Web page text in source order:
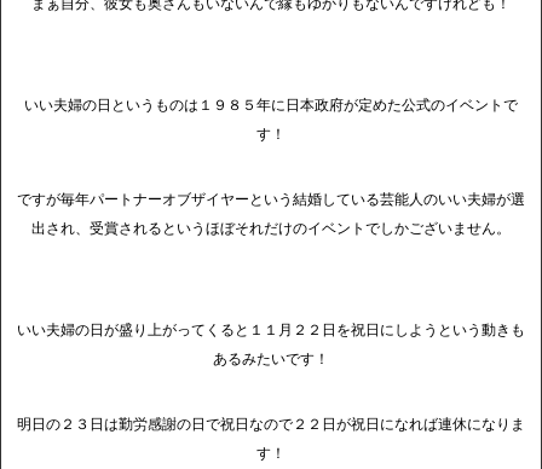
いい夫婦の日というものは１９８５年に日本政府が定めた公式のイベントで
す！
ですが毎年パートナーオブザイヤーという結婚している芸能人のいい夫婦が選
出され、受賞されるというほぼそれだけのイベントでしかございません。
いい夫婦の日が盛り上がってくると１１月２２日を祝日にしようという動きも
あるみたいです！
明日の２３日は勤労感謝の日で祝日なので２２日が祝日になれば連休になりま
す！